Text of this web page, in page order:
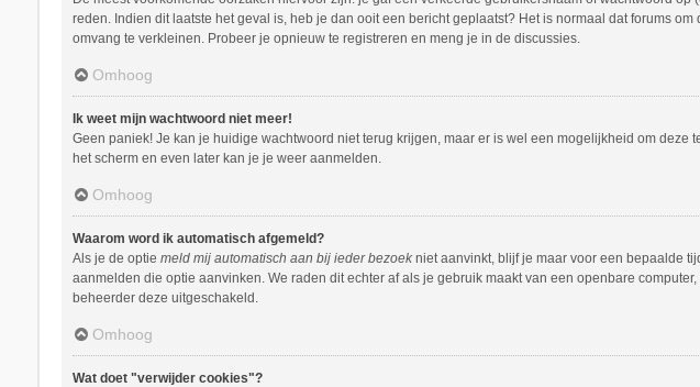
reden. Indien dit laatste het geval is, heb je dan ooit een bericht geplaatst? Het is normaal dat forums
omvang te verkleinen. Probeer je opnieuw te registreren en meng je in de discussies.
Omhoog
Ik weet mijn wachtwoord niet meer!
Geen paniek! Je kan je huidige wachtwoord niet terug krijgen, maar er is wel een mogelijkheid om
het scherm en even later kan je je weer aanmelden.
Omhoog
Waarom word ik automatisch afgemeld?
Als je de optie meld mij automatisch aan bij ieder bezoekniet aanvinkt, blijf je maar voor een bepaalde
aanmelden die optie aanvinken. We raden dit echter af als je gebruik maakt van een openbare
beheerder deze uitgeschakeld.
Omhoog
Wat doet "verwijder cookies"?